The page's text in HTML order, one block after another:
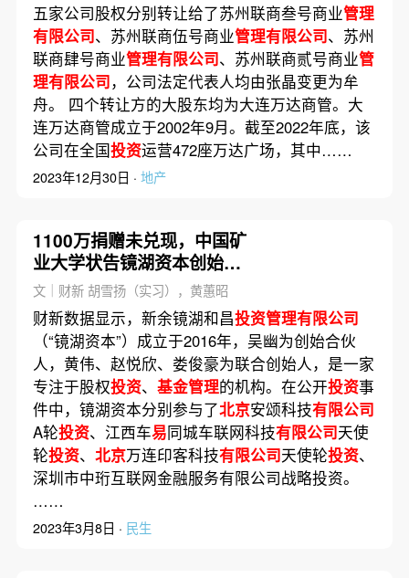
五家公司股权分别转让给了苏州联商叁号商业管理
有限公司、苏州联商伍号商业管理有限公司、苏州
联商肆号商业管理有限公司、苏州联商贰号商业管
理有限公司，公司法定代表人均由张晶变更为牟
舟。 四个转让方的大股东均为大连万达商管。大
连万达商管成立于2002年9月。截至2022年底，该
公司在全国投资运营472座万达广场，其中……
2023年12月30日 · 地产
1100万捐赠未兑现，中国矿
业大学状告镜湖资本创始合
伙人
文｜财新 胡雪扬（实习），黄蕙昭
财新数据显示，新余镜湖和昌投资管理有限公司
（“镜湖资本”）成立于2016年，吴幽为创始合伙
人，黄伟、赵悦欣、娄俊豪为联合创始人，是一家
专注于股权投资、 基金管理的机构。在公开投资事
件中，镜湖资本分别参与了北京安颂科技有限公司
A轮投资、江西车易同城车联网科技有限公司天使
轮投资、 北京万连印客科技有限公司天使轮投资、
深圳市中珩互联网金融服务有限公司战略投资。
……
2023年3月8日 · 民生